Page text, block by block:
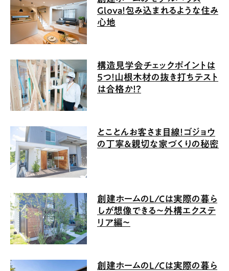
Glova！包み込まれるような住み
心地
構造見学会チェックポイントは
5つ！山根木材の抜き打ちテスト
は合格か！？
とことんお客さま目線！ゴジョウ
の丁寧＆親切な家づくりの秘密
創建ホームのL/Cは実際の暮ら
しが想像できる〜外構エクステ
リア編〜
創建ホームのL/Cは実際の暮ら